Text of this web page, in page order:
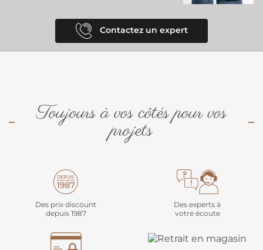
Contactez un expert
Toujours à vos côtés pour vos
projets
Des prix discount
depuis 1987
Des experts à
votre écoute